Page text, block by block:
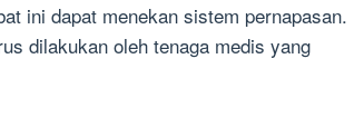
ini dapat menekan sistem pernapasan.
dilakukan oleh tenaga medis yang